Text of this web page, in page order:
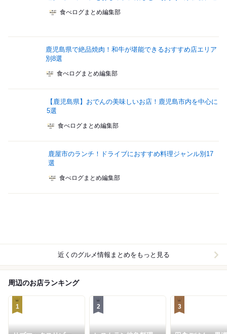
食べログまとめ編集部
鹿児島県で絶品焼肉！和牛が堪能できるおすすめ店エリア
別8選
食べログまとめ編集部
【鹿児島県】おでんの美味しいお店！鹿児島市内を中心に
5選
食べログまとめ編集部
鹿屋市のランチ！ドライブにおすすめ料理ジャンル別17
選
食べログまとめ編集部
近くのグルメ情報まとめをもっと見る
周辺のお店ランキング
1 2 3